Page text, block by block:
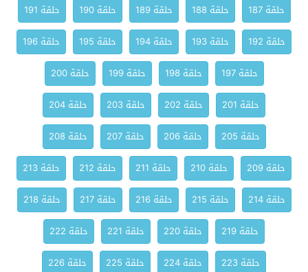
حلقة 187
حلقة 188 حلقة 189 حلقة 190
حلقة 191
حلقة 192
حلقة 193 حلقة 194 حلقة 195
حلقة 196
حلقة 197
حلقة 198 حلقة 199
حلقة 200
حلقة 201
حلقة 202 حلقة 203
حلقة 204
حلقة 205
حلقة 206 حلقة 207
حلقة 208
حلقة 209
حلقة 210 حلقة 211 حلقة 212
حلقة 213
حلقة 214
حلقة 215 حلقة 216 حلقة 217
حلقة 218
حلقة 219
حلقة 220 حلقة 221
حلقة 222
حلقة 223
حلقة 224 حلقة 225
حلقة 226